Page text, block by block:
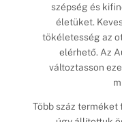
szépség és
életüket.
tökéletesség az
elérhető. Az
változtasson
Több száz